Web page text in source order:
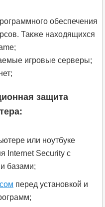
обеспечения
Также находящихся
игровые серверы;
защита
или ноутбуке
Internet Security с
базами;
перед установкой и